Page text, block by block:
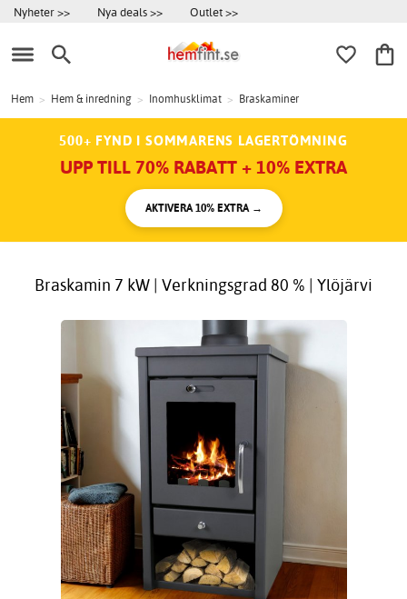
Nyheter >> Nya deals >> Outlet >>
Hem > Hem & inredning > Inomhusklimat > Braskaminer
500+ FYND I SOMMARENS LAGERTÖMNING
UPP TILL 70% RABATT + 10% EXTRA
AKTIVERA 10% EXTRA →
Braskamin 7 kW | Verkningsgrad 80 % | Ylöjärvi